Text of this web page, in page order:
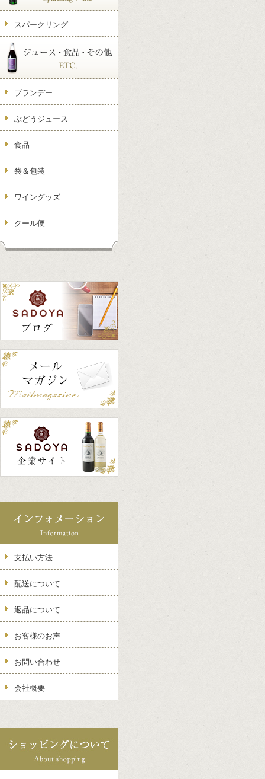
スパークリング
ブランデー
ぶどうジュース
食品
袋＆包装
ワイングッズ
クール便
支払い方法
配送について
返品について
お客様のお声
お問い合わせ
会社概要